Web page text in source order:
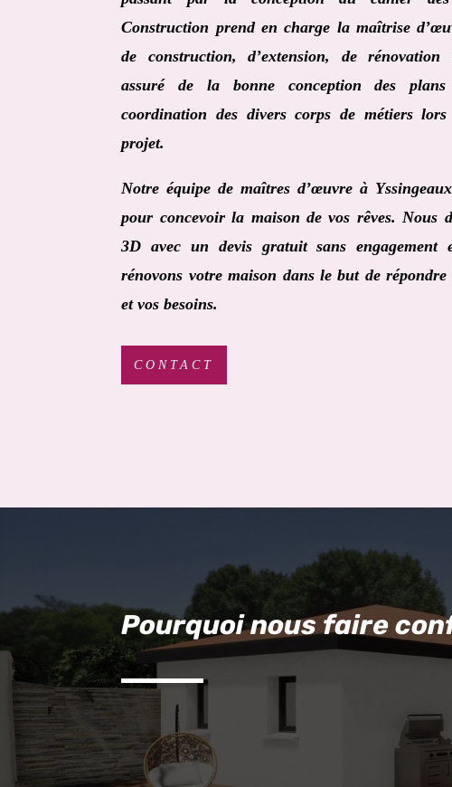
Construction prend en charge la maîtrise
de construction, d’extension, de rénovation
assuré de la bonne conception des
coordination des divers corps de métiers
projet.
Notre équipe demaîtres d’œuvre à Yssingeaux
pour concevoir la maison de vos rêves. Nous
3D avec un devis gratuit sans engagement
rénovons votre maison dans le but de répondre
et vos besoins.
CONTACT
Pourquoi nous faire